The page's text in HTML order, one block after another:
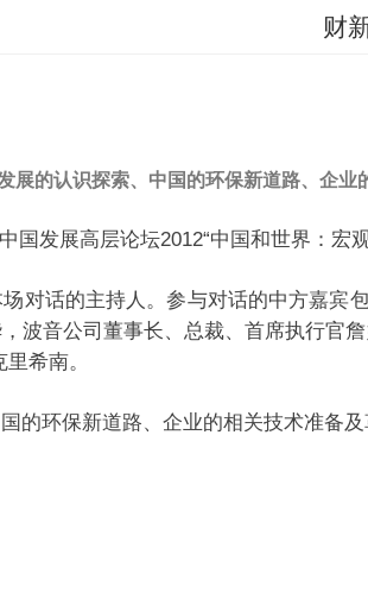
财
展的认识探索、中国的环保新道路、企业
展高层论坛2012“中国和世界：宏观
话的主持人。参与对话的中方嘉宾
波音公司董事长、总裁、首席执行官
希南。
环保新道路、企业的相关技术准备及